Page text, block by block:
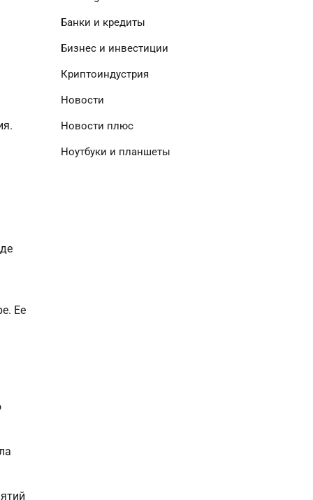
Ее
Банки и кредиты
Бизнес и инвестиции
Криптоиндустрия
Новости
Новости плюс
Ноутбуки и планшеты